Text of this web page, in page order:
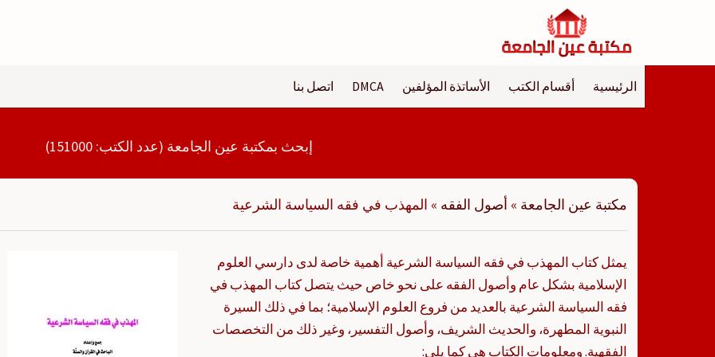
الرئيسية أقسام الكتب الأساتذة المؤلفين DMCA اتصل بنا
إبحث بمكتبة عين الجامعة (عدد الكتب: 151000)
مكتبة عين الجامعة » أصول الفقه » المهذب في فقه السياسة الشرعية
يمثل كتاب المهذب في فقه السياسة الشرعية أهمية خاصة لدى دارسي العلوم
الإسلامية بشكل عام وأصول الفقه على نحو خاص حيث يتصل كتاب المهذب في
فقه السياسة الشرعية بالعديد من فروع العلوم الإسلامية؛ بما في ذلك السيرة
النبوية المطهرة، والحديث الشريف، وأصول التفسير، وغير ذلك من التخصصات
الفقهية. ومعلومات الكتاب هي كما يلي: